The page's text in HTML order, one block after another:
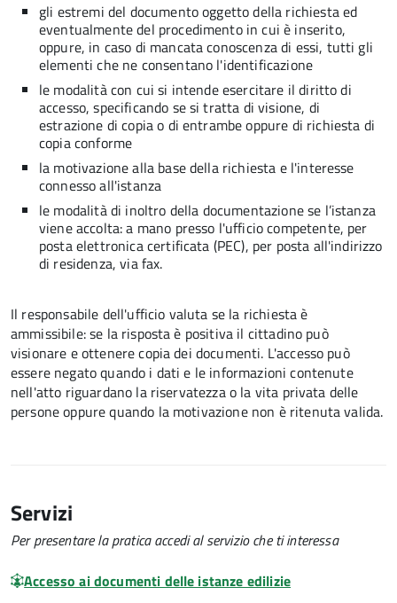
gli estremi del documento oggetto della richiesta ed
eventualmente del procedimento in cui è inserito,
oppure, in caso di mancata conoscenza di essi, tutti gli
elementi che ne consentano l'identificazione
le modalità con cui si intende esercitare il diritto di
accesso, specificando se si tratta di visione, di
estrazione di copia o di entrambe oppure di richiesta di
copia conforme
la motivazione alla base della richiesta e l'interesse
connesso all'istanza
le modalità di inoltro della documentazione se l’istanza
viene accolta: a mano presso l'ufficio competente, per
posta elettronica certificata (PEC), per posta all'indirizzo
di residenza, via fax.
Il responsabile dell'ufficio valuta se la richiesta è
ammissibile: se la risposta è positiva il cittadino può
visionare e ottenere copia dei documenti. L'accesso può
essere negato quando i dati e le informazioni contenute
nell'atto riguardano la riservatezza o la vita privata delle
persone oppure quando la motivazione non è ritenuta valida.
Servizi
Per presentare la pratica accedi al servizio che ti interessa
Accesso ai documenti delle istanze edilizie